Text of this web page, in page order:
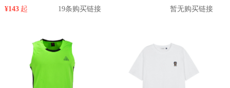
¥143 起 19条购买链接 暂无购买链接